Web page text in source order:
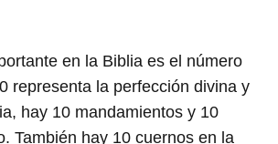
en la Biblia es el número
representa la perfección divina y
hay 10 mandamientos y 10
También hay 10 cuernos en la